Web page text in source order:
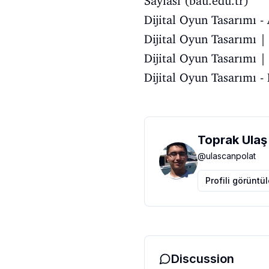
Dijital Oyun Tasarımı -
Dijital Oyun
Dijital Oyun Tasarımı
Dijital Oyun Tasarımı
Toprak
@ulascanpolat
Profili
Discussion